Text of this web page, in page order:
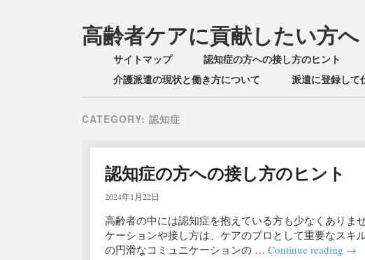
高齢者ケアに貢献したい方へ
Main menu
content
サイトマップ 認知症の方への接し方のヒント
介護派遣の現状と働き方について
派遣に登録して
CATEGORY: 認知症
認知症の方への接し方のヒント
2024年1月22日
高齢者の中には認知症を抱えている方も少なくありま
ケーションや接し方は、ケアのプロとして重要なスキ
の円滑なコミュニケーションの … Continue reading →